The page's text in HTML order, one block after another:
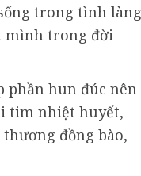
trong tình làng
mình trong đời
phần hun đúc nên
tim nhiệt huyết,
đồng bào,